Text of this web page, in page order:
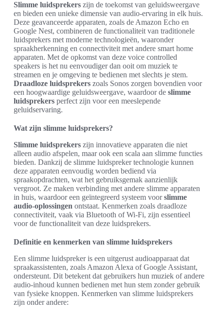
Slimme luidsprekers zijn de toekomst van geluidsweergave
en bieden een unieke dimensie van audio-ervaring in elk huis.
Deze geavanceerde apparaten, zoals de Amazon Echo en
Google Nest, combineren de functionaliteit van traditionele
luidsprekers met moderne technologieën, waaronder
spraakherkenning en connectiviteit met andere smart home
apparaten. Met de opkomst van deze voice controlled
speakers is het nu eenvoudiger dan ooit om muziek te
streamen en je omgeving te bedienen met slechts je stem.
Draadloze luidsprekers zoals Sonos zorgen bovendien voor
een hoogwaardige geluidsweergave, waardoor de slimme
luidsprekers perfect zijn voor een meeslepende
geluidservaring.
Wat zijn slimme luidsprekers?
Slimme luidsprekers zijn innovatieve apparaten die niet
alleen audio afspelen, maar ook een scala aan slimme functies
bieden. Dankzij de slimme luidspreker technologie kunnen
deze apparaten eenvoudig worden bediend via
spraakopdrachten, wat het gebruiksgemak aanzienlijk
vergroot. Ze maken verbinding met andere slimme apparaten
in huis, waardoor een geïntegreerd systeem voorslimme
audio-oplossingen ontstaat. Kenmerken zoals draadloze
connectiviteit, vaak via Bluetooth of Wi-Fi, zijn essentieel
voor de functionaliteit van deze luidsprekers.
Definitie en kenmerken van slimme luidsprekers
Een slimme luidspreker is een uitgerust audioapparaat dat
spraakassistenten, zoals Amazon Alexa of Google Assistant,
ondersteunt. Dit betekent dat gebruikers hun muziek of andere
audio-inhoud kunnen bedienen met hun stem zonder gebruik
van fysieke knoppen. Kenmerken van slimme luidsprekers
zijn onder andere: